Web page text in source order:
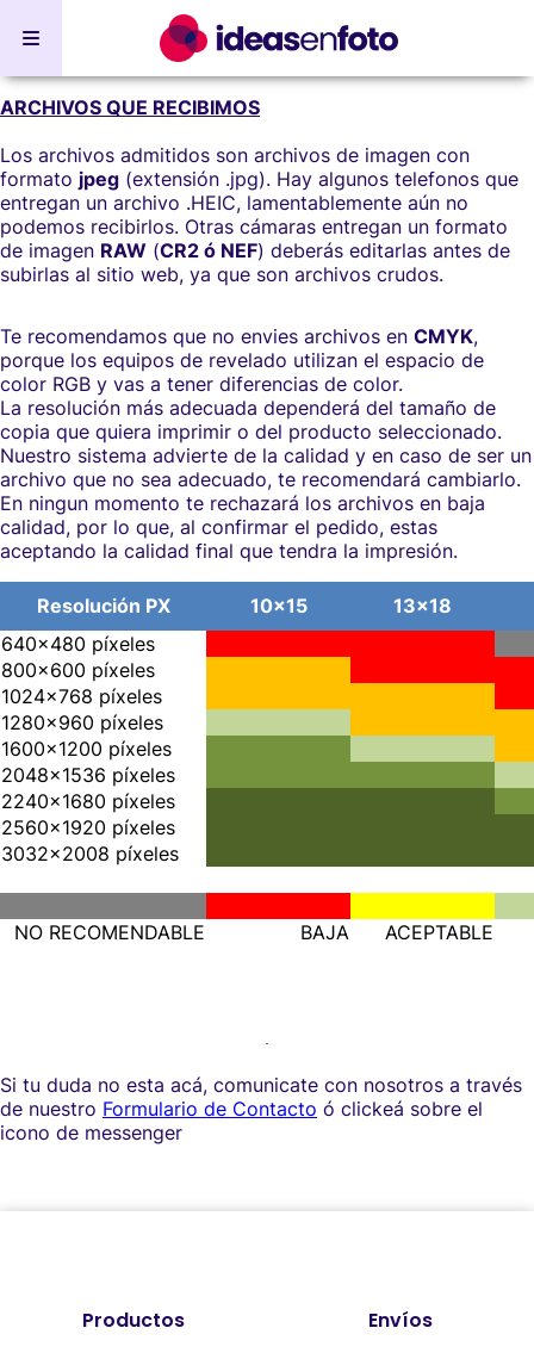
ARCHIVOS QUE RECIBIMOS
Los archivos admitidos son archivos de imagen con
formato jpeg (extensión .jpg). Hay algunos telefonos que
entregan un archivo .HEIC, lamentablemente aún no
podemos recibirlos. Otras cámaras entregan un formato
de imagen RAW (CR2 ó NEF) deberás editarlas antes de
subirlas al sitio web, ya que son archivos crudos.
Te recomendamos que no envies archivos en CMYK,
porque los equipos de revelado utilizan el espacio de
color RGB y vas a tener diferencias de color.
La resolución más adecuada dependerá del tamaño de
copia que quiera imprimir o del producto seleccionado.
Nuestro sistema advierte de la calidad y en caso de ser un
archivo que no sea adecuado, te recomendará cambiarlo.
En ningun momento te rechazará los archivos en baja
calidad, por lo que, al confirmar el pedido, estas
aceptando la calidad final que tendra la impresión.
Resolución PX 10x15
13x18
640x480 píxeles
800x600 píxeles
1024x768 píxeles
1280x960 píxeles
1600x1200 píxeles
2048x1536 píxeles
2240x1680 píxeles
2560x1920 píxeles
3032x2008 píxeles
NO RECOMENDABLE BAJA ACEPTABLE
Si tu duda no esta acá, comunicate con nosotros a través
de nuestro Formulario de Contacto ó clickeá sobre el
icono de messenger
Productos Envíos